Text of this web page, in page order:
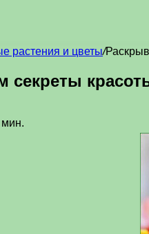
растения и цветы/
секреты